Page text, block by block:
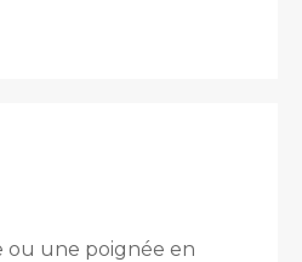
ou une poignée en